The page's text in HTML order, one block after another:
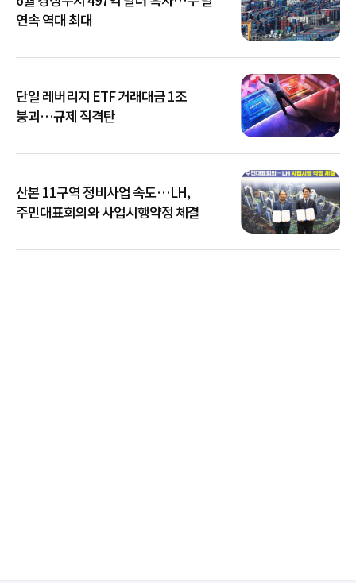
연속 역대 최대
단일 레버리지 ETF 거래대금 1조
붕괴…규제 직격탄
산본 11구역 정비사업 속도…LH,
주민대표회의와 사업시행약정 체결